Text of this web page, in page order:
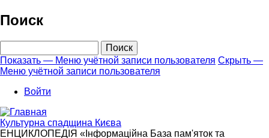
Перейти
к
основному
Поиск
Меню
учётной
записи
пользователя
Показать — Меню учётной записи пользователя Скрыть —
Меню учётной записи пользователя
Войти
Культурна спадщина Києва
ЕНЦИКЛОПЕДІЯ «Інформаційна База пам'яток та